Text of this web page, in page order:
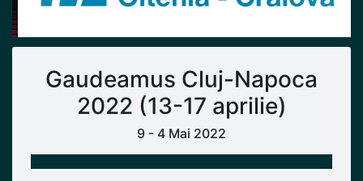
Gaudeamus Cluj-Napoca
2022 (13-17 aprilie)
9 - 4 Mai 2022